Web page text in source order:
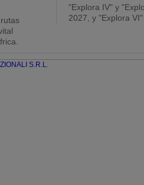
"Explora IV" y
2027, y "Explora